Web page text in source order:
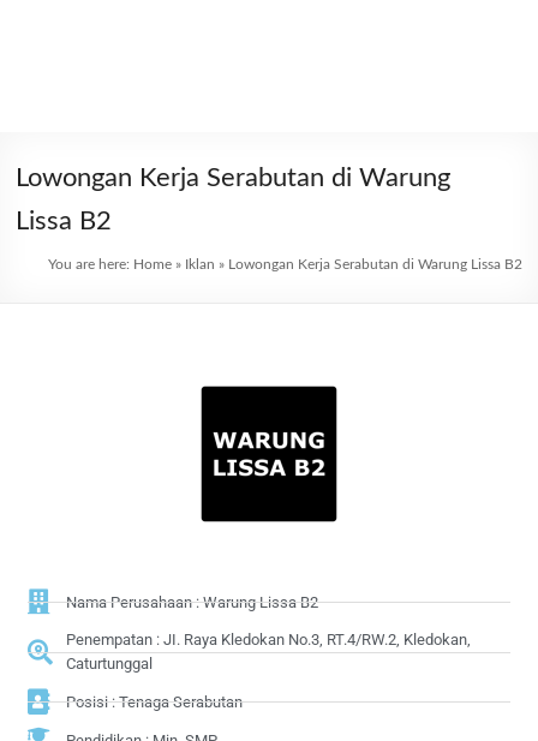
Lowongan Kerja Serabutan di Warung
Lissa B2
You are here: Home» Iklan » Lowongan Kerja Serabutan di Warung Lissa B2
Nama Perusahaan : Warung Lissa B2
Penempatan : JI. Raya Kledokan No.3, RT.4/RW.2, Kledokan,
Caturtunggal
Posisi : Tenaga Serabutan